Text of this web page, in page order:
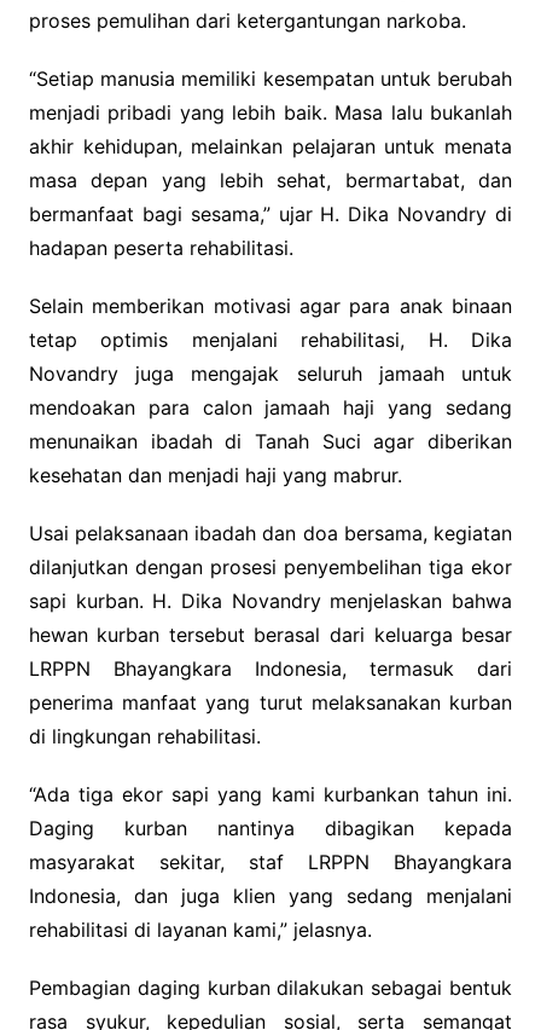
proses pemulihan dari ketergantungan narkoba.
“Setiap manusia memiliki kesempatan untuk berubah
menjadi pribadi yang lebih baik. Masa lalu bukanlah
akhir kehidupan, melainkan pelajaran untuk menata
masa depan yang lebih sehat, bermartabat, dan
bermanfaat bagi sesama,” ujar H. Dika Novandry di
hadapan peserta rehabilitasi.
Selain memberikan motivasi agar para anak binaan
tetap optimis menjalani rehabilitasi, H. Dika
Novandry juga mengajak seluruh jamaah untuk
mendoakan para calon jamaah haji yang sedang
menunaikan ibadah di Tanah Suci agar diberikan
kesehatan dan menjadi haji yang mabrur.
Usai pelaksanaan ibadah dan doa bersama, kegiatan
dilanjutkan dengan prosesi penyembelihan tiga ekor
sapi kurban. H. Dika Novandry menjelaskan bahwa
hewan kurban tersebut berasal dari keluarga besar
LRPPN Bhayangkara Indonesia, termasuk dari
penerima manfaat yang turut melaksanakan kurban
di lingkungan rehabilitasi.
“Ada tiga ekor sapi yang kami kurbankan tahun ini.
Daging kurban nantinya dibagikan kepada
masyarakat sekitar, staf LRPPN Bhayangkara
Indonesia, dan juga klien yang sedang menjalani
rehabilitasi di layanan kami,” jelasnya.
Pembagian daging kurban dilakukan sebagai bentuk
rasa syukur, kepedulian sosial, serta semangat